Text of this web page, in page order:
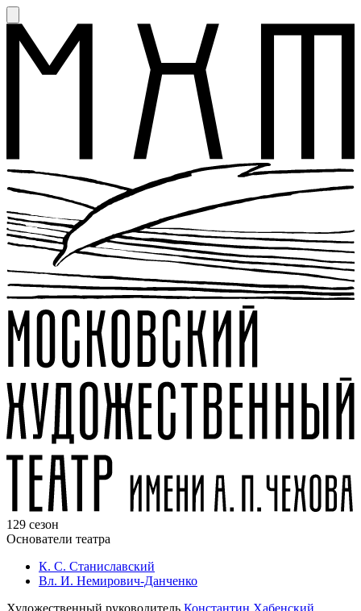
129 сезон
Основатели театра
К. С. Станиславский
Вл. И. Немирович-Данченко